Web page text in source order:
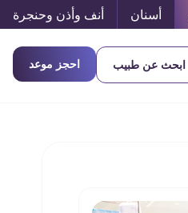
أسنان أنف وأذن وحنجرة
ابحث عن طبيب احجز موعد